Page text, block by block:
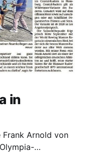
in
Arnold von